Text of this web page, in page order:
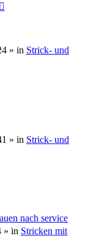
» in Strick- und
» in Strick- und
nach service
» in Stricken mit